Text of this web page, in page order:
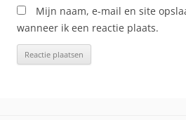
Mijn naam, e-mail en site
wanneer ik een reactie plaats.